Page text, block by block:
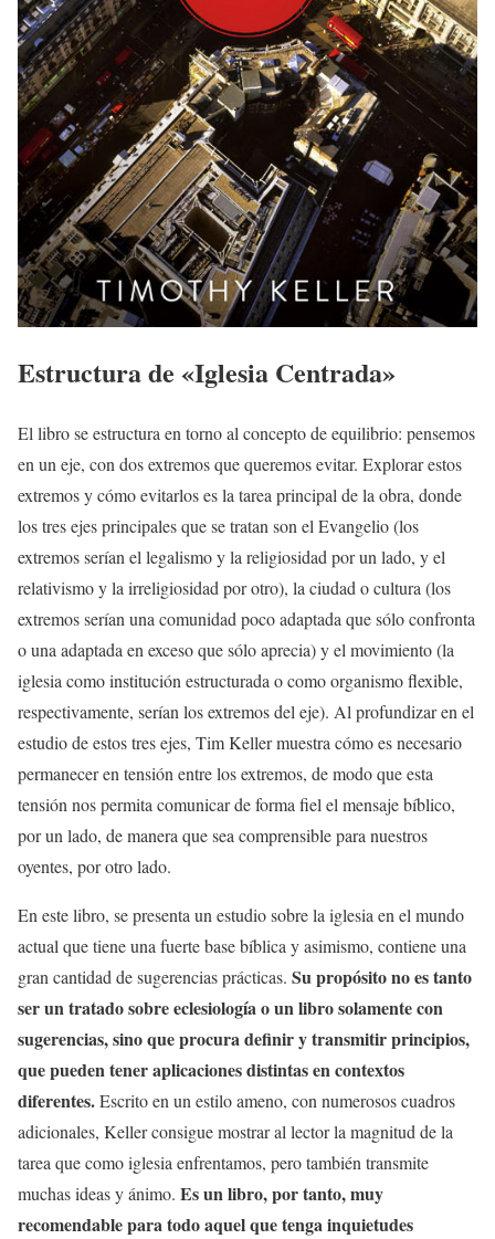
Estructura de «Iglesia Centrada»
El libro se estructura en torno al concepto de equilibrio: pensemos
en un eje, con dos extremos que queremos evitar. Explorar estos
extremos y cómo evitarlos es la tarea principal de la obra, donde
los tres ejes principales que se tratan son el Evangelio (los
extremos serían el legalismo y la religiosidad por un lado, y el
relativismo y la irreligiosidad por otro), la ciudad o cultura (los
extremos serían una comunidad poco adaptada que sólo confronta
o una adaptada en exceso que sólo aprecia) y el movimiento (la
iglesia como institución estructurada o como organismo flexible,
respectivamente, serían los extremos del eje). Al profundizar en el
estudio de estos tres ejes, Tim Keller muestra cómo es necesario
permanecer en tensión entre los extremos, de modo que esta
tensión nos permita comunicar de forma fiel el mensaje bíblico,
por un lado, de manera que sea comprensible para nuestros
oyentes, por otro lado.
En este libro, se presenta un estudio sobre la iglesia en el mundo
actual que tiene una fuerte base bíblica y asimismo, contiene una
gran cantidad de sugerencias prácticas. Su propósito no es tanto
ser un tratado sobre eclesiología o un libro solamente con
sugerencias, sino que procura definir y transmitir principios,
que pueden tener aplicaciones distintas en contextos
diferentes.Escrito en un estilo ameno, con numerosos cuadros
adicionales, Keller consigue mostrar al lector la magnitud de la
tarea que como iglesia enfrentamos, pero también transmite
muchas ideas y ánimo. Es un libro, por tanto, muy
recomendable para todo aquel que tenga inquietudes